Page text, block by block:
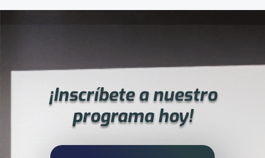
¡Inscríbete a nuestro
programa hoy!